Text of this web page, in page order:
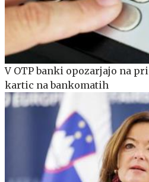
V OTP banki opozarjajo na
kartic na bankomatih